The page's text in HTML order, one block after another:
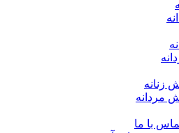
زنانه
مردانه
با ما